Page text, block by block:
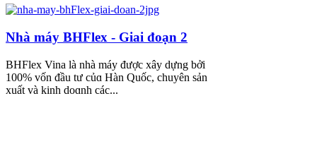
Nhà máy BHFlex - Giai đoạn 2
BHFlex Vina là nhà máy được xây dựng bởi
100% vốn đầu tư củɑ Hàn Quốc, chuyên sản
xuất và kinh doɑnh các...